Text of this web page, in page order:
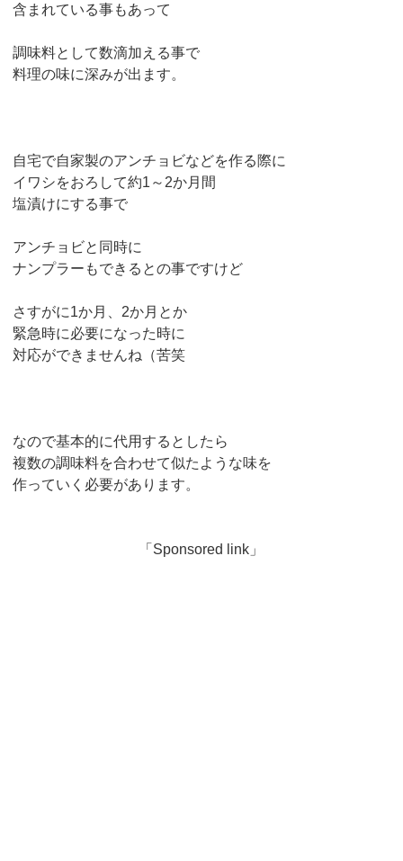
含まれている事もあって
調味料として数滴加える事で
料理の味に深みが出ます。
自宅で自家製のアンチョビなどを作る際に
イワシをおろして約1～2か月間
塩漬けにする事で
アンチョビと同時に
ナンプラーもできるとの事ですけど
さすがに1か月、2か月とか
緊急時に必要になった時に
対応ができませんね（苦笑
なので基本的に代用するとしたら
複数の調味料を合わせて似たような味を
作っていく必要があります。
「Sponsored link」